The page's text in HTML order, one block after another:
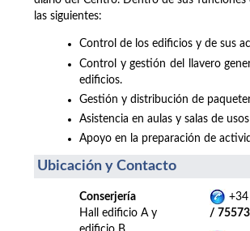
las siguientes:
Control de los edificios y de sus
Control y gestión del llavero
edificios.
Gestión y distribución de
Asistencia en aulas y salas de
Apoyo en la preparación de
Ubicación y Contacto
Conserjería
Hall edificio A y
/ 75573